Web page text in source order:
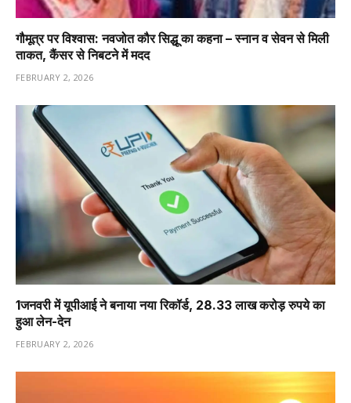
गौमूत्र पर विश्वास: नवजोत कौर सिद्धू का कहना – स्नान व सेवन से मिली
ताकत, कैंसर से निबटने में मदद
FEBRUARY 2, 2026
1️जनवरी में यूपीआई ने बनाया नया रिकॉर्ड, 28.33 लाख करोड़ रुपये का
हुआ लेन-देन
FEBRUARY 2, 2026